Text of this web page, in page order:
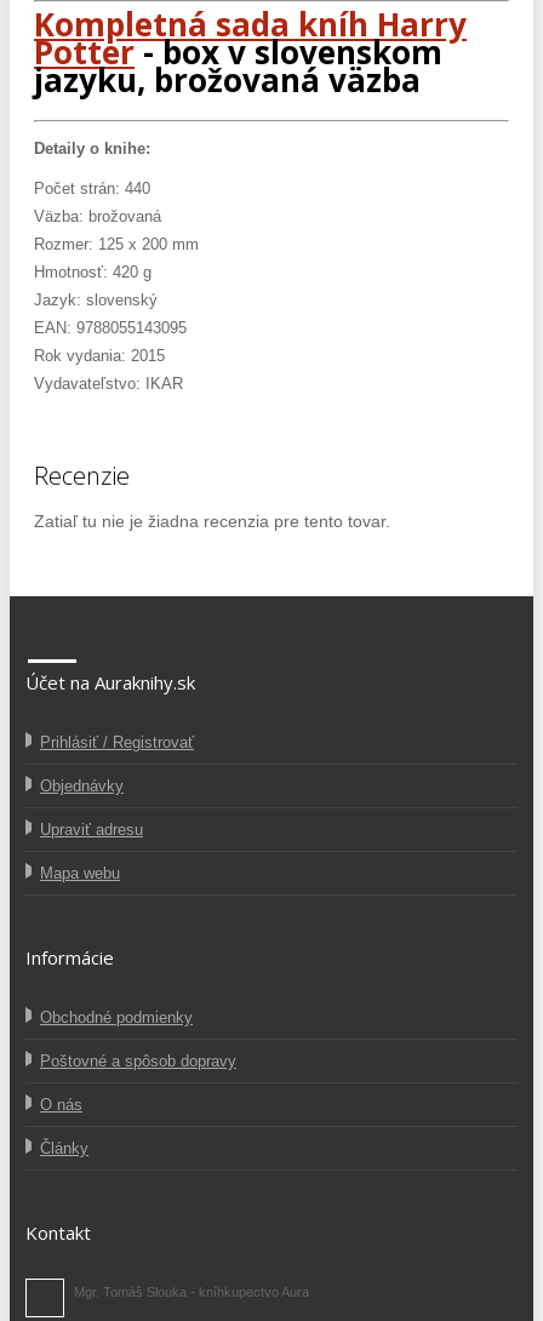
Kompletná sada kníh Harry
Potter- box v slovenskom
jazyku, brožovaná väzba
Detaily o knihe:
Počet strán: 440
Väzba: brožovaná
Rozmer: 125 x 200 mm
Hmotnosť: 420 g
Jazyk: slovenský
EAN: 9788055143095
Rok vydania: 2015
Vydavateľstvo: IKAR
Recenzie
Zatiaľ tu nie je žiadna recenzia pre tento tovar.
Účet na Auraknihy.sk
Prihlásiť / Registrovať
Objednávky
Upraviť adresu
Mapa webu
Informácie
Obchodné podmienky
Poštovné a spôsob dopravy
O nás
Články
Kontakt
Mgr. Tomáš Slouka - kníhkupectvo Aura